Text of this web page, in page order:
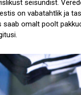
seisundist.
on vabatahtlik ja
omalt poolt